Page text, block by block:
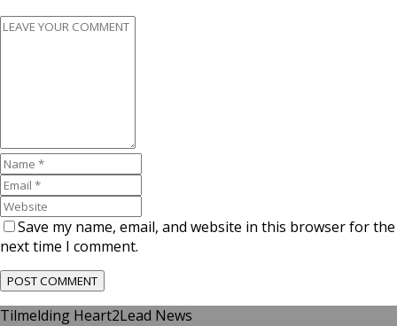
Save my name, email, and website in this browser for the
next time I comment.
Tilmelding Heart2Lead News